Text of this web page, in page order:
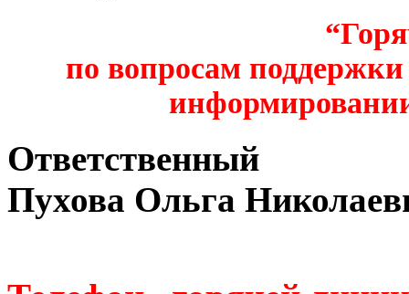
по вопросам поддержки
Ответственный
Пухова Ольга